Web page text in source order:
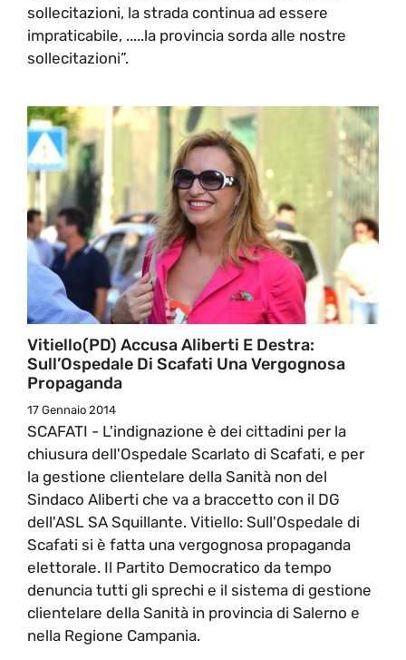
sollecitazioni, la strada continua ad essere
impraticabile, .....la provincia sorda alle nostre
sollecitazioni”.
Vitiello(PD) Accusa Aliberti E Destra:
Sull’Ospedale Di Scafati Una Vergognosa
Propaganda
17 Gennaio 2014
SCAFATI - L'indignazione è dei cittadini per la
chiusura dell'Ospedale Scarlato di Scafati, e per
la gestione clientelare della Sanità non del
Sindaco Aliberti che va a braccetto con il DG
dell'ASL SA Squillante. Vitiello: Sull'Ospedale di
Scafati si è fatta una vergognosa propaganda
elettorale. Il Partito Democratico da tempo
denuncia tutti gli sprechi e il sistema di gestione
clientelare della Sanità in provincia di Salerno e
nella Regione Campania.